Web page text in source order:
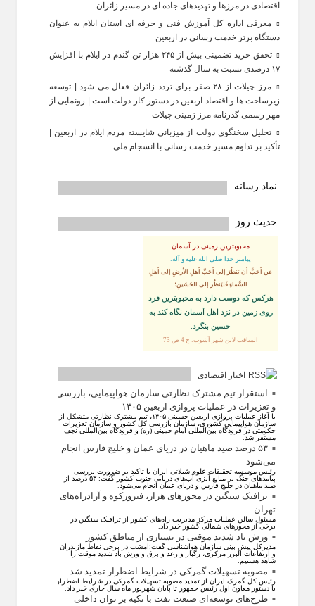
اقتصادی در مرزها و تهدیدهای جاده‌ ای در مسیر زائران
معرفی اداره کل آموزش فنی و حرفه‌ ای استان ایلام به‌ عنوان
دستگاه برتر خدمت‌ رسانی در اربعین
تحقق خرید تضمینی بیش از ۲۴۵ هزار تن گندم در ایلام با افزایش
۱۷ درصدی نسبت به سال گذشته
مرز چیلات از ۲۸ صفر برای تردد زائران فعال می‌ شود | توسعه
زیرساخت‌ ها و اقتصاد اربعین در دستور کار دولت است | رونمایی از
مهر رسمی گذرنامه مرز زمینی چیلات
تجلیل سخنگوی دولت از میزبانی شایسته مردم ایلام در اربعین |
تأکید بر تداوم مسیر خدمت‌ رسانی با انسجام ملی
نماد رسانه
حدیث روز
محبوبترین زمینی در آسمان
پيامبر خدا صلى الله عليه و آله:
مَن أحَبَّ أن يَنظُرَ إلى أحَبِّ أهلِ الأرضِ إلى أهلِ
السَّماءِ فَليَنظُر إلى الحُسَينِ؛
هركس كه دوست دارد به محبوبترين فرد
روى زمين در نزد اهل آسمان نگاه كند به
حسين بنگرد.
المناقب لابن شهر آشوب: ج 4 ص 73
اخبار اقتصادی
استقرار تیم مشترک نظارتی سازمان هواپیمایی، بازرسی
و تعزیرات در عملیات پروازی اربعین ۱۴۰۵
با آغاز عملیات پروازی اربعین حسینی ۱۴۰۵، تیم مشترک نظارتی متشکل از
سازمان هواپیمایی کشوری، سازمان بازرسی کل کشور و سازمان تعزیرات
حکومتی در فرودگاه بین‌المللی امام خمینی (ره) و فرودگاه بین‌المللی نجف
مستقر شد.
۵۳ درصد صید ماهیان در دریای عمان و خلیج فارس انجام
می‌شود
رئیس موسسه تحقیقات علوم شیلاتی ایران با تاکید بر ضرورت بررسی
پیامد‌های جنگ بر منابع آبزی آب‌های دریایی جنوب کشور گفت: ۵۳ درصد از
صید ماهیان در خلیج فارس و دریای عمان انجام می‌شود.
ترافیک سنگین در محورهای هراز، فیروزکوه و آزادراه‌های
تهران
مسئول سالن عملیات مرکز مدیریت راه‌های کشور از ترافیک سنگین در
برخی از محور‌های شمالی کشور خبر داد.
وزش باد شدید موقتی در بسیاری از مناطق کشور
مدیرکل پیش بینی سازمان هواشناسی گفت:امشب در برخی نقاط مازندران
و ارتفاعات البرز مرکزی، رگبار و رعد و برق و وزش باد شدید موقت را
شاهد هستیم.
مصوبه تسهیلات گمرکی در شرایط اضطرار تمدید شد
رئیس کل گمرک ایران از تمدید مصوبه تسهیلات گمرکی در شرایط اضطرار
با دستور معاون اول رئیس جمهور تا پایان شهریور ماه سال جاری خبر داد.
طرح‌های توسعه‌ای صنعت نفت با تکیه بر توان داخلی